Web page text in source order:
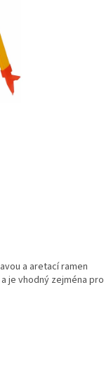
a aretací ramen
je vhodný zejména pro